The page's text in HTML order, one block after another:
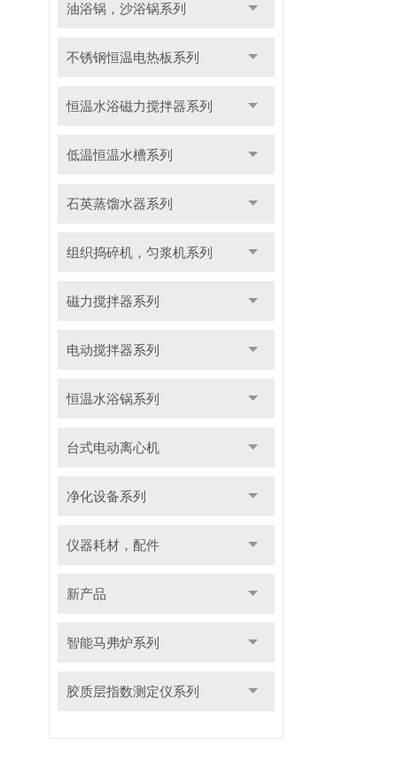
油浴锅，沙浴锅系列
不锈钢恒温电热板系列
恒温水浴磁力搅拌器系列
低温恒温水槽系列
石英蒸馏水器系列
组织捣碎机，匀浆机系列
磁力搅拌器系列
电动搅拌器系列
恒温水浴锅系列
台式电动离心机
净化设备系列
仪器耗材，配件
新产品
智能马弗炉系列
胶质层指数测定仪系列